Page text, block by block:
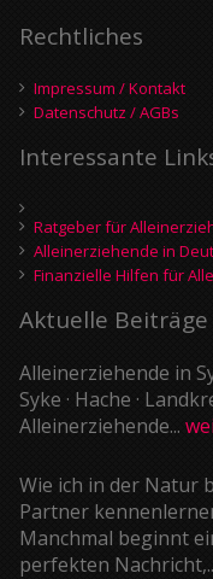
Rechtliches
Impressum / Kontakt
Datenschutz / AGBs
Interessante
Ratgeber für
Alleinerziehende in
Finanzielle Hilfen für
Aktuelle Beiträge
Alleinerziehende in
Syke · Hache ·
Alleinerziehende...
Wie ich in der Natur
Partner
Manchmal beginnt
perfekten